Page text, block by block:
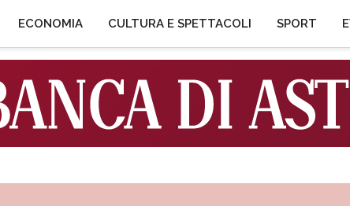
ECONOMIA CULTURA E SPETTACOLI SPORT